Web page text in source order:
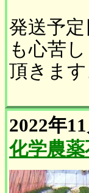
発送予
も心苦
頂きま
2022年
化学農